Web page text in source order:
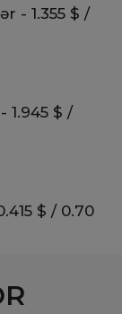
- 1.355 $ /
1.945 $ /
$ / 0.70